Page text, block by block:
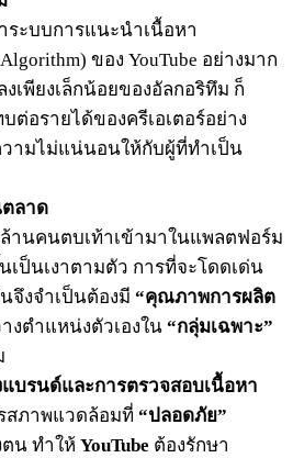
ระบบการแนะนำเนื้อหา
ของ YouTube อย่างมาก
เพียงเล็กน้อยของอัลกอริทึม ก็
ต่อรายได้ของครีเอเตอร์อย่าง
ามไม่แน่นอนให้กับผู้ที่ทำเป็น
ลาด
ล้านคนตบเท้าเข้ามาในแพลตฟอร์ม
เป็นเงาตามตัว การที่จะโดดเด่น
จึงจำเป็นต้องมี “คุณภาพการผลิต
งตำแหน่งตัวเองใน “กลุ่มเฉพาะ”
บรนด์และการตรวจสอบเนื้อหา
ภาพแวดล้อมที่ “ปลอดภัย”
น ทำให้ YouTube ต้องรักษา